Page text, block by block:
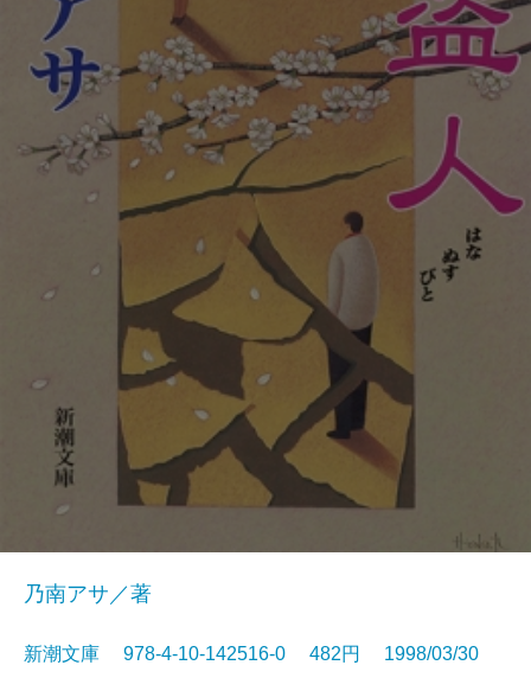
乃南アサ／著
新潮文庫 978-4-10-142516-0 482円 1998/03/30